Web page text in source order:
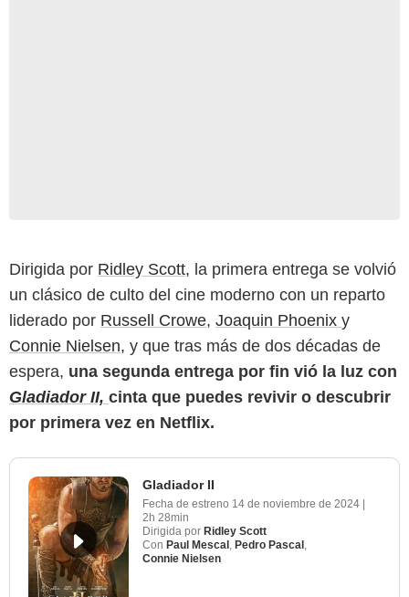
Dirigida por Ridley Scott, la primera entrega se volvió
un clásico de culto del cine moderno con un reparto
liderado por Russell Crowe, Joaquin Phoenix y
Connie Nielsen, y que tras más de dos décadas de
espera, una segunda entrega por fin vió la luz con
Gladiador II, cinta que puedes revivir o descubrir
por primera vez en Netflix.
Gladiador II
Fecha de estreno 14 de noviembre de 2024 |
2h 28min
Dirigida por Ridley Scott
Con Paul Mescal Pedro Pascal
Connie Nielsen